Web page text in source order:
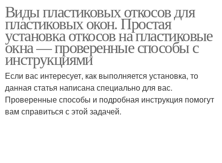
Откосы из гипсокартона
откосы
Откосы из сэндвич-
панелей
Виды пластиковых откосов для
пластиковых окон. Простая
установка откосов на пластиковые
окна — проверенные способы с
инструкциями
Если вас интересует, как выполняется установка, то
данная статья написана специально для вас.
Проверенные способы и подробная инструкция помогут
вам справиться с этой задачей.